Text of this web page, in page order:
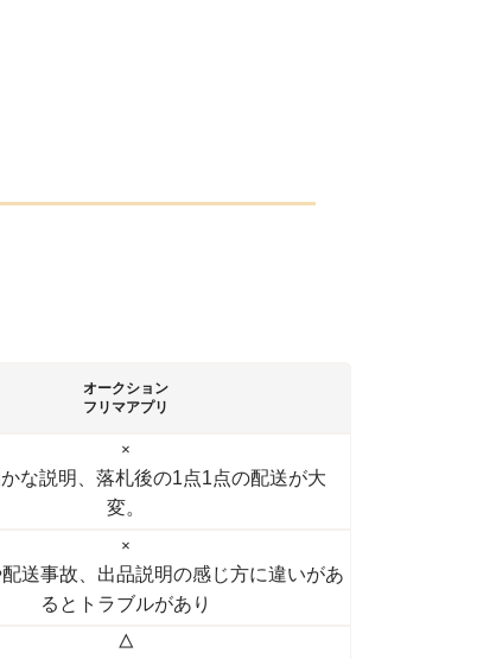
オークション
フリマアプリ
×
な説明、落札後の1点1点の配送が大
変。
×
送事故、出品説明の感じ方に違いがあ
るとトラブルがあり
△